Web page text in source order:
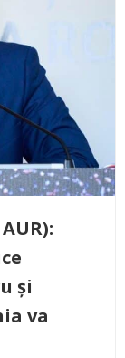
și
va